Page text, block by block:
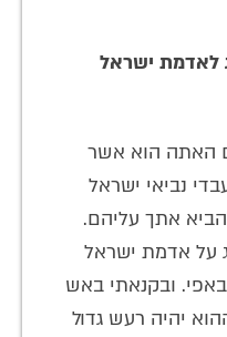
לאדמת ישראל
האתה הוא אשר
נביאי ישראל
אתך עליהם.
על אדמת ישראל
ובקנאתי באש
יהיה רעש גדול